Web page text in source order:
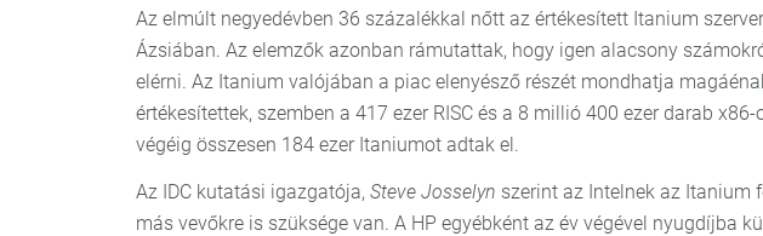
Az elmúlt negyedévben 36 százalékkal nőtt az értékesített Itanium
Ázsiában. Az elemzők azonban rámutattak, hogy igen alacsony
elérni. Az Itanium valójában a piac elenyésző részét mondhatja
értékesítettek, szemben a 417 ezer RISC és a 8 millió 400 ezer darab
végéig összesen 184 ezer Itaniumot adtak el.
Az IDC kutatási igazgatója, Steve Josselyn szerint az Intelnek az Itanium
más vevőkre is szüksége van. A HP egyébként az év végével nyugdíjba